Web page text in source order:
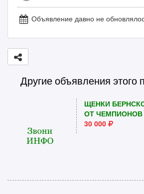
Объявление давно не
Другие объявления этого
ЩЕНКИ
ОТ ЧЕМПИОНОВ
30 000